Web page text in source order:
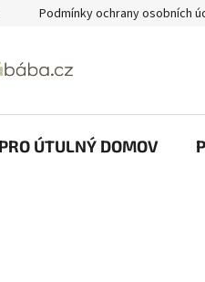
Podmínky ochrany osobních
PRO ÚTULNÝ DOMOV